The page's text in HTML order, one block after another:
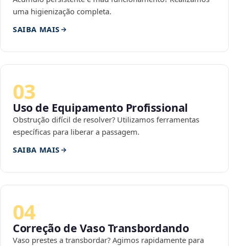
uma higienização completa.
SAIBA MAIS
03
Uso de Equipamento Profissional
Obstrução difícil de resolver? Utilizamos ferramentas
específicas para liberar a passagem.
SAIBA MAIS
04
Correção de Vaso Transbordando
Vaso prestes a transbordar? Agimos rapidamente para